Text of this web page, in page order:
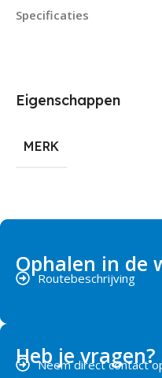
Specificaties
Eigenschappen
MERK
Ophalen in de
Routebeschrijving
Heb je vragen?
Neem direct contact